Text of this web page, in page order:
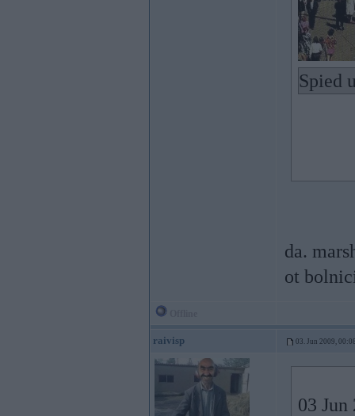
Spied
da.
ot
raivisp 03. Jun 2009,
03